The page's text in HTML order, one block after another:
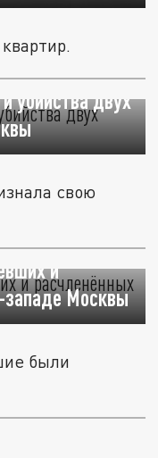
убийства двух
свою
и
западе Москвы
были